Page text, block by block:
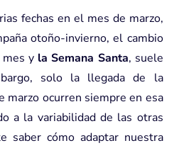
fechas en el mes de marzo,
otoño-invierno, el cambio
y la Semana Santa, suele
solo la llegada de la
marzo ocurren siempre en esa
a la variabilidad de las otras
saber cómo adaptar nuestra